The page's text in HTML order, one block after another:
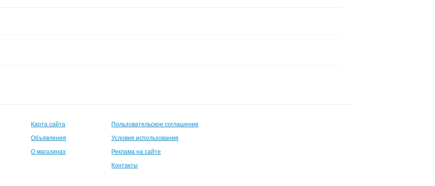
Карта сайта
Объявления
О магазинах
Пользовательское соглашение
Условия использования
Реклама на сайте
Контакты